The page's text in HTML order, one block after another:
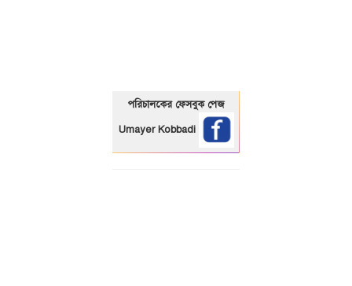
পরিচালকের ফেসবুক পেজ
Umayer Kobbadi